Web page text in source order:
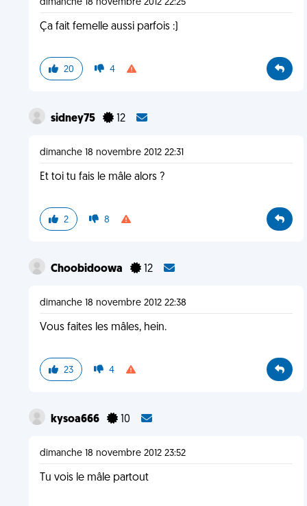
dimanche 18 novembre 2012 22:25
Ça fait femelle aussi parfois :)
20 4
sidney75 12
dimanche 18 novembre 2012 22:31
Et toi tu fais le mâle alors ?
2 8
Choobidoowa 12
dimanche 18 novembre 2012 22:38
Vous faites les mâles, hein.
23 4
kysoa666 10
dimanche 18 novembre 2012 23:52
Tu vois le mâle partout